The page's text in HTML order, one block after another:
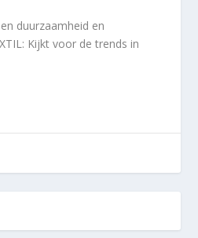
duurzaamheid en
Kijkt voor de trends in